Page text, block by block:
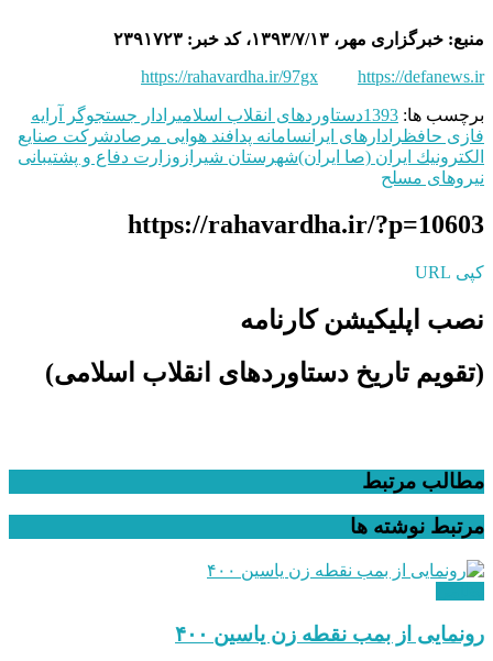
منبع: خبرگزاری مهر، ۱۳۹۳/۷/۱۳، کد خبر: ۲۳۹۱۷۲۳
https://rahavardha.ir/97gx
https://defanews.ir
برچسب ها: 1393دستاوردهای انقلاب اسلامیرادار جستجوگر آرايه
فازی حافظرادارهای ایرانسامانه پدافند هوایی مرصادشركت صنايع
الكترونيك ايران (صا ایران)شهرستان شیراز وزارت دفاع و پشتیبانی
نیروهای مسلح
https://rahavardha.ir/?p=10603
کپی URL
نصب اپلیکیشن کارنامه
(تقویم تاریخ دستاوردهای انقلاب اسلامی​)
مطالب مرتبط
مرتبط نوشته ها
رونمایی از بمب نقطه زن یاسین ۴۰۰